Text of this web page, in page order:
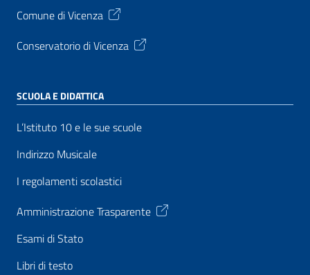
Comune di Vicenza
Conservatorio di Vicenza
SCUOLA E DIDATTICA
L’Istituto 10 e le sue scuole
Indirizzo Musicale
I regolamenti scolastici
Amministrazione Trasparente
Esami di Stato
Libri di testo